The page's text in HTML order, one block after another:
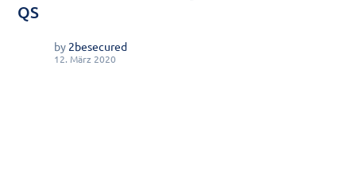
QS
by 2besecured
12. März 2020